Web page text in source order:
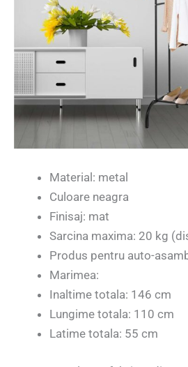
Material: metal
Culoare neagra
Finisaj: mat
Sarcina maxima: 20 kg
Produs pentru auto-
Marimea:
Inaltime totala: 146 cm
Lungime totala: 110 cm
Latime totala: 55 cm